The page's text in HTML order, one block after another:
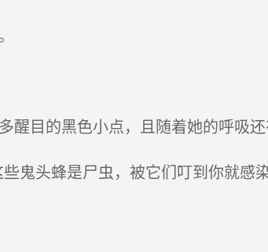
目的黑色小点，且随着她的呼吸还
鬼头蜂是尸虫，被它们叮到你就感